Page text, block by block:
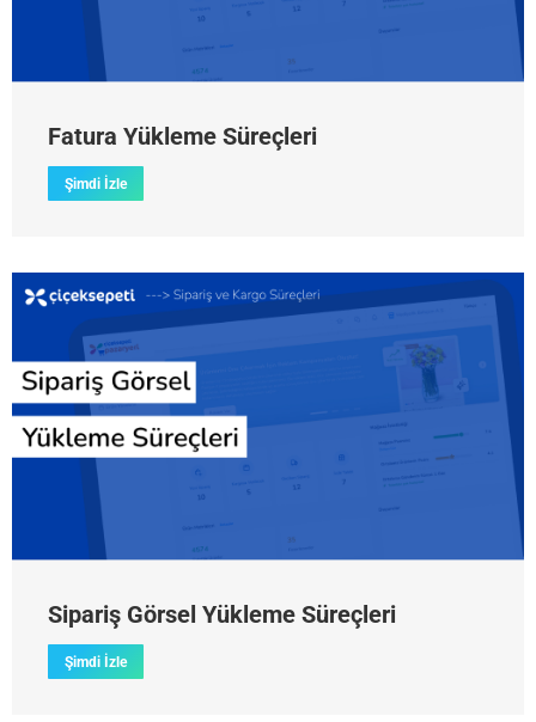
Fatura Yükleme Süreçleri
Şimdi İzle
Sipariş Görsel Yükleme Süreçleri
Şimdi İzle